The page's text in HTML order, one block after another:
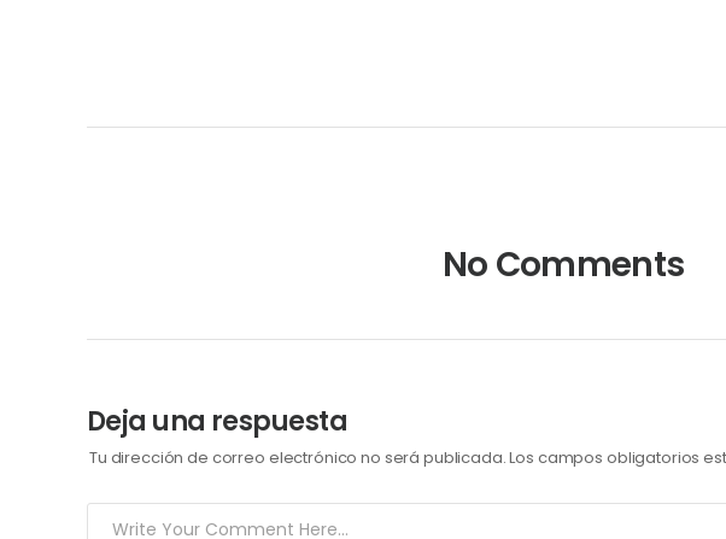
No Comments
Deja una respuesta
Tu dirección de correo electrónico no será publicada.Los campos obligatorios